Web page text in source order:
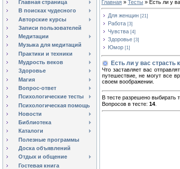
Главная страница
В поисках чудесного
Авторские курсы
Записи пользователей
Медитации
Музыка для медитаций
Практики и техники
Мудрость веков
Здоровье
Магия
Вопрос-ответ
Психологические тесты
Психологическая помощь
Новости
Библиотека
Каталоги
Полезные программы
Доска объявлений
Отдых и общение
Гостевая книга
Главная » Тесты » Есть ли у
Для женщин [21]
Работа [3]
Чувства [4]
Здоровье [3]
Юмор [1]
Есть ли у вас страсть
Что заставляет вас
путешествие, не могут все
своем воображении.
В тесте разрешено выбирать
Вопросов в тесте: 14